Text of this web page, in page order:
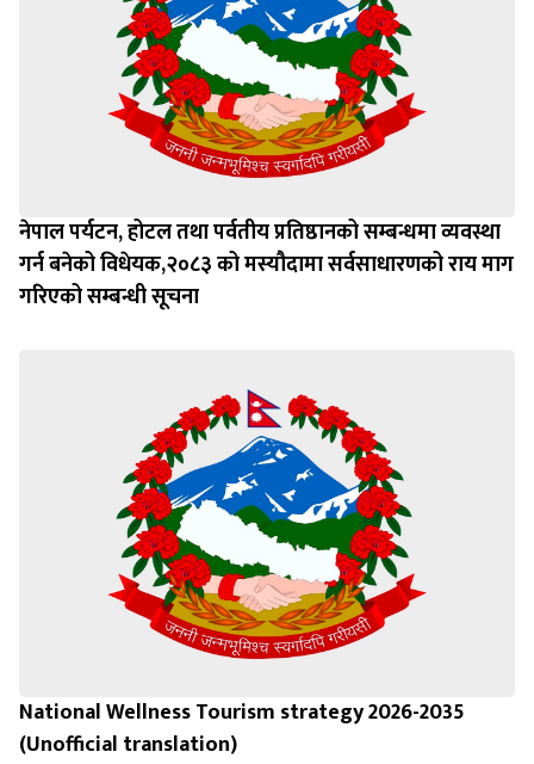
नेपाल पर्यटन, होटल तथा पर्वतीय प्रतिष्ठानको सम्बन्धमा व्यवस्था
गर्न बन‍ेको विधेयक,२०८३ को मस्यौदामा सर्वसाधारणको राय माग
गरिएको सम्बन्धी सूचना
National Wellness Tourism strategy 2026-2035
(Unofficial translation)